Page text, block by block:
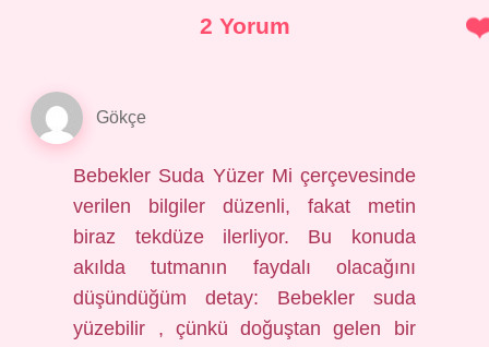
2 Yorum
Gökçe
Bebekler Suda Yüzer Mi çerçevesinde
verilen bilgiler düzenli, fakat metin
biraz tekdüze ilerliyor. Bu konuda
akılda tutmanın faydalı olacağını
düşündüğüm detay: Bebekler suda
yüzebilir , çünkü doğuştan gelen bir